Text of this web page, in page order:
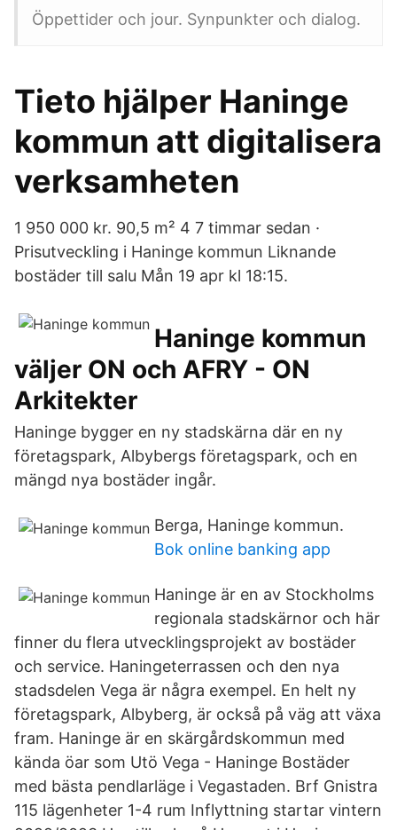
Öppettider och jour. Synpunkter och dialog.
Tieto hjälper Haninge
kommun att digitalisera
verksamheten
1 950 000 kr. 90,5 m² 4 7 timmar sedan ·
Prisutveckling i Haninge kommun Liknande
bostäder till salu Mån 19 apr kl 18:15.
Haninge kommun
väljer ON och AFRY - ON
Arkitekter
Haninge bygger en ny stadskärna där en ny
företagspark, Albybergs företagspark, och en
mängd nya bostäder ingår.
Berga, Haninge kommun.
Bok online banking app
Haninge är en av Stockholms
regionala stadskärnor och här
finner du flera utvecklingsprojekt av bostäder
och service. Haningeterrassen och den nya
stadsdelen Vega är några exempel. En helt ny
företagspark, Albyberg, är också på väg att växa
fram. Haninge är en skärgårdskommun med
kända öar som Utö Vega - Haninge Bostäder
med bästa pendlarläge i Vegastaden. Brf Gnistra
115 lägenheter 1-4 rum Inflyttning startar vintern